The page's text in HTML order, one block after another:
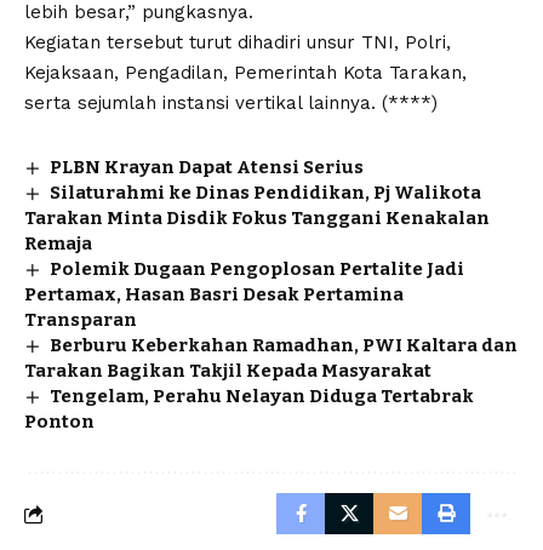
lebih besar,” pungkasnya.
Kegiatan tersebut turut dihadiri unsur TNI, Polri,
Kejaksaan, Pengadilan, Pemerintah Kota Tarakan,
serta sejumlah instansi vertikal lainnya. (****)
PLBN Krayan Dapat Atensi Serius
Silaturahmi ke Dinas Pendidikan, Pj Walikota
Tarakan Minta Disdik Fokus Tanggani Kenakalan
Remaja
Polemik Dugaan Pengoplosan Pertalite Jadi
Pertamax, Hasan Basri Desak Pertamina
Transparan
Berburu Keberkahan Ramadhan, PWI Kaltara dan
Tarakan Bagikan Takjil Kepada Masyarakat
Tengelam, Perahu Nelayan Diduga Tertabrak
Ponton